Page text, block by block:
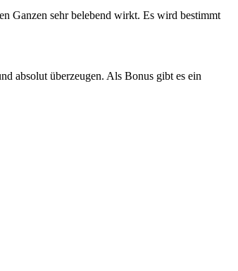
Ganzen sehr belebend wirkt. Es wird bestimmt
absolut überzeugen. Als Bonus gibt es ein